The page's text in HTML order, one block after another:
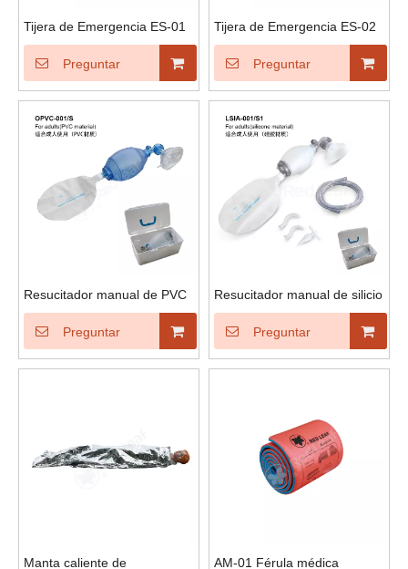
Tijera de Emergencia ES-01
Preguntar
Tijera de Emergencia ES-02
Preguntar
Resucitador manual de PVC
Preguntar
Resucitador manual de silicio
Preguntar
Manta caliente de AM-01 Férula médica